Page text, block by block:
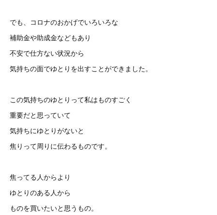
でも、コロナのおかげでいろいろな
補助金や助成金などもあり
不安で仕方ない状況から
気持ちの面でゆとりを出すことができました。
この気持ちのゆとりって私はものすごく
重要だと思っていて
気持ちにゆとりがないと
焦りって周りに伝わるものです。
焦ってる人からより
ゆとりのある人から
ものを買いたいと思うもの。